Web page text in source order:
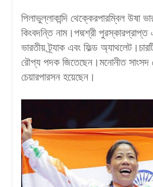
পিলাভুল্লাকান্দি থেক্কেরপারম্বিল উষা
কিংবদন্তি নাম।পদ্মশ্রী
ভারতীয় ট্র্যাক এবং ফিল্ড
রৌপ্য পদক জিতেছেন।মনোনীত সাংসদ
চেয়ারপারসন হয়েছেন।